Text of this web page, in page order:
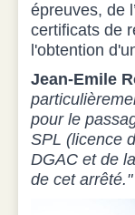
épreuves, de
certificats de
l'obtention
Jean-Emile
pour le
SPL (licence
DGAC et de
de cet arrêté."